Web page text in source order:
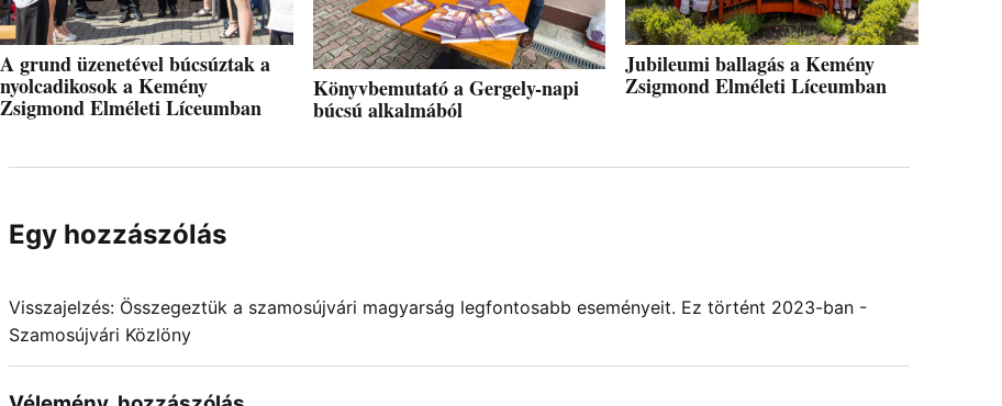
A grund üzenetével búcsúztak a
nyolcadikosok a Kemény
Zsigmond Elméleti Líceumban
Könyvbemutató a Gergely-napi
búcsú alkalmából
Jubileumi ballagás a Kemény
Zsigmond Elméleti Líceumban
Egy hozzászólás
Visszajelzés: Összegeztük a szamosújvári magyarság legfontosabb eseményeit. Ez történt 2023-ban -
Szamosújvári Közlöny